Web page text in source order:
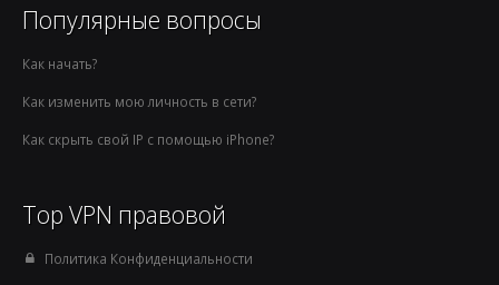
Популярные вопросы
Как начать?
Как изменить мою личность в сети?
Как скрыть свой IP с помощью iPhone?
Top VPN правовой
Политика Конфиденциальности